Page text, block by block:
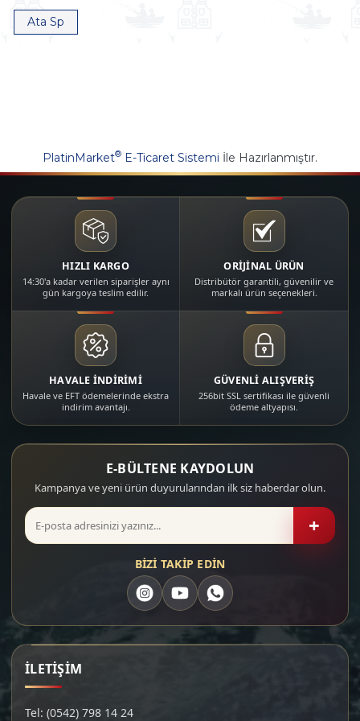
Ata Sp
PlatinMarket® E-Ticaret Sistemi İle Hazırlanmıştır.
HIZLI KARGO
14:30'a kadar verilen siparişler aynı
gün kargoya teslim edilir.
ORİJİNAL ÜRÜN
Distribütör garantili, güvenilir ve
markalı ürün seçenekleri.
HAVALE İNDİRİMİ
Havale ve EFT ödemelerinde ekstra
indirim avantajı.
GÜVENLİ ALIŞVERİŞ
256bit SSL sertifikası ile güvenli
ödeme altyapısı.
E-BÜLTENE KAYDOLUN
Kampanya ve yeni ürün duyurularından ilk siz haberdar olun.
+
BİZİ TAKİP EDİN
İLETİŞİM
Tel: (0542) 798 14 24